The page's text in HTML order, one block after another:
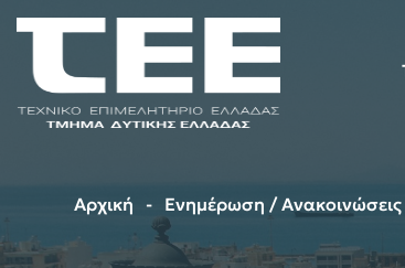
Αρχική Ενημέρωση / Ανακοινώσεις